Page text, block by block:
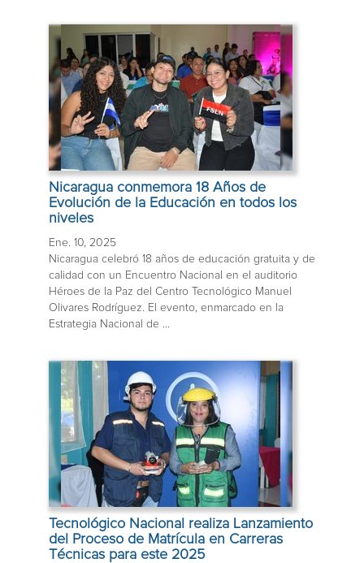
Nicaragua conmemora 18 Años de
Evolución de la Educación en todos los
niveles
Ene. 10, 2025
Nicaragua celebró 18 años de educación gratuita y de
calidad con un Encuentro Nacional en el auditorio
Héroes de la Paz del Centro Tecnológico Manuel
Olivares Rodríguez. El evento, enmarcado en la
Estrategia Nacional de ...
Tecnológico Nacional realiza Lanzamiento
del Proceso de Matrícula en Carreras
Técnicas para este 2025